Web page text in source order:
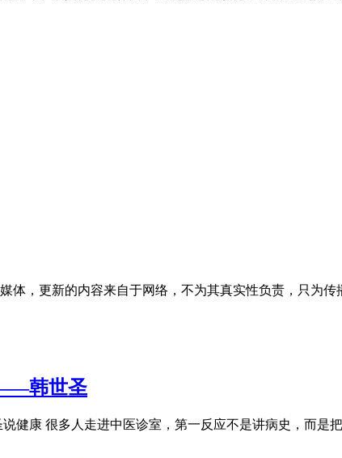
体，更新的内容来自于网络，不为其真实性负责，只为
韩世圣
健康 很多人走进中医诊室，第一反应不是讲病史，而是